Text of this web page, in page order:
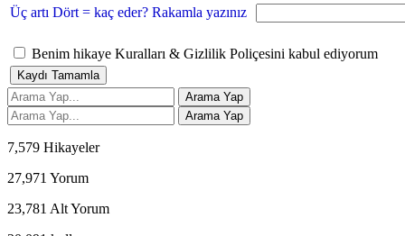
Üç artı Dört = kaç eder? Rakamla yazınız
Benim hikaye Kuralları & Gizlilik Poliçesini kabul ediyorum
7,579 Hikayeler
27,971 Yorum
23,781 Alt Yorum